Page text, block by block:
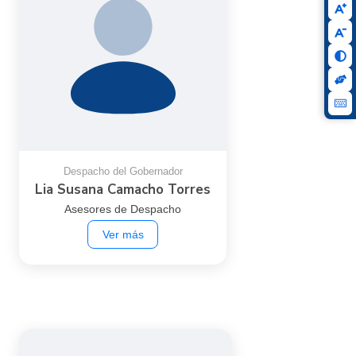
Despacho del Gobernador
Lia Susana Camacho Torres
Asesores de Despacho
Ver más
Asesores de Despacho
Despacho
Subdependencia:
Despacho del
Fecha de ingreso:
2025-03-20
← Volver